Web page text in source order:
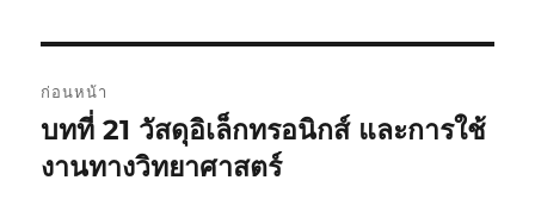
เรื่อง
ก่อนหน้า
เรื่อง
ก่อน
บทที่ 21 วัสดุอิเล็กทรอนิกส์ และการใช้
งานทางวิทยาศาสตร์